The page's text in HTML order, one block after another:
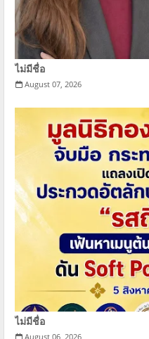
ไม่มีชื่อ
August 07, 2026
ไม่มีชื่อ
August 06, 2026